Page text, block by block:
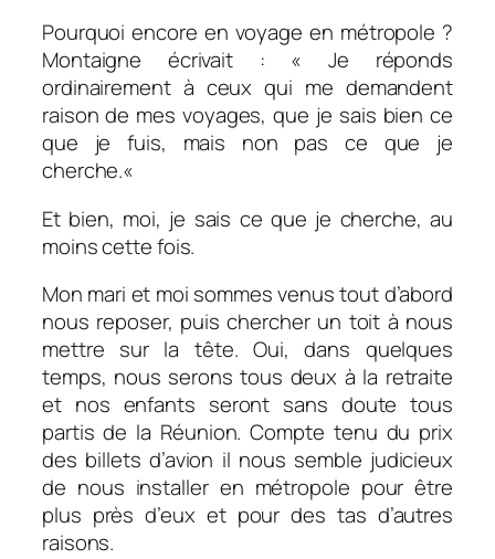
Pourquoi encore en voyage en métropole ?
Montaigne écrivait : «Je réponds
ordinairement à ceux qui me demandent
raison de mes voyages, que je sais bien ce
que je fuis, mais non pas ce que je
cherche.«
Et bien, moi, je sais ce que je cherche, au
moins cette fois.
Mon mari et moi sommes venus tout d’abord
nous reposer, puis chercher un toit à nous
mettre sur la tête. Oui, dans quelques
temps, nous serons tous deux à la retraite
et nos enfants seront sans doute tous
partis de la Réunion. Compte tenu du prix
des billets d’avion il nous semble judicieux
de nous installer en métropole pour être
plus près d’eux et pour des tas d’autres
raisons.